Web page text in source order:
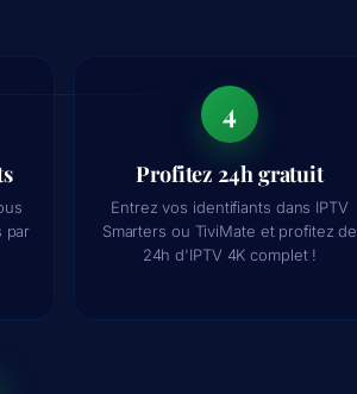
par
4
Profitez 24h gratuit
Entrez vos identifiants dans IPTV
Smarters ou TiviMate et profitez de
24h d'IPTV 4K complet !